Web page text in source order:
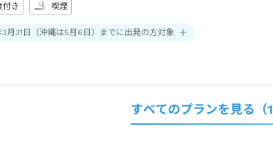
付き 喫煙
31日（沖縄は5月6日）までに出発の方対象
すべてのプランを見る（1